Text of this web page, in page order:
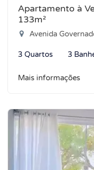
Apartamento à
133m²
Avenida Governador
3 Quartos 3
Mais informações